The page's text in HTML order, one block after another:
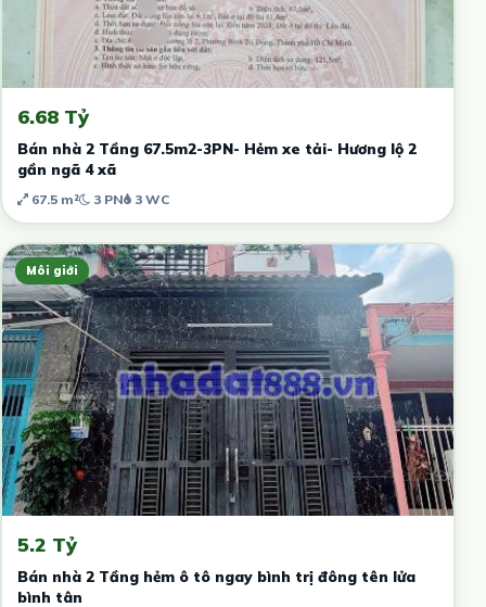
6.68 Tỷ
Bán nhà 2 Tầng 67.5m2-3PN- Hẻm xe tải- Hương lộ 2
gần ngã 4 xã
67.5 m² 3 PN 3 WC
Môi giới
5.2 Tỷ
Bán nhà 2 Tầng hẻm ô tô ngay bình trị đông tên lửa
bình tân